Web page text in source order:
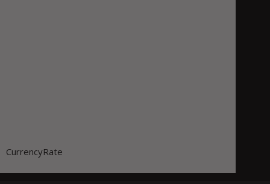
CurrencyRate